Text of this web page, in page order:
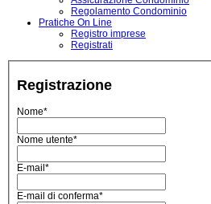
Regolamento Condominio
Pratiche On Line
Registro imprese
Registrati
Registrazione
Nome*
Nome utente*
E-mail*
E-mail di conferma*